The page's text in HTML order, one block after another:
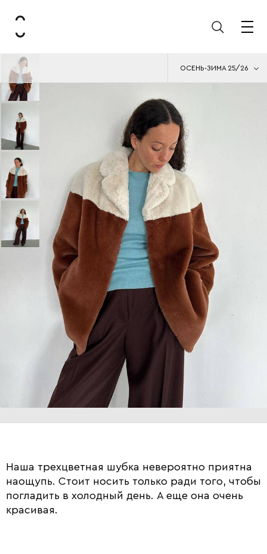
ОСЕНЬ-ЗИМА 25/26
Наша трехцветная шубка невероятно приятна
наощупь. Стоит носить только ради того, чтобы
погладить в холодный день. А еще она очень
красивая.